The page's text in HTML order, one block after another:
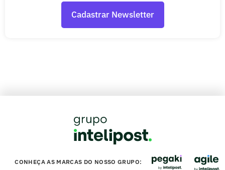
CONHEÇA AS MARCAS DO NOSSO GRUPO: